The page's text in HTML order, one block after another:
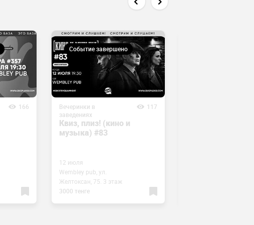
166
Событие завершено
Вечеринки в
заведениях
117
Квиз, плиз! (кино и
музыка) #83
12 июля
Wembley pub, ул.
Желтоксан, 75. 3 этаж
3000 тенге